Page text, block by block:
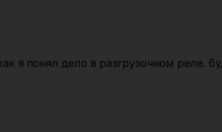
я понял дело в разгрузочном реле.